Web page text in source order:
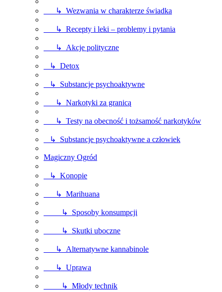
↳ Wezwania w charakterze świadka
↳ Recepty i leki – problemy i pytania
↳ Akcje polityczne
↳ Detox
↳ Substancje psychoaktywne
↳ Narkotyki za granicą
↳ Testy na obecność i tożsamość narkotyków
↳ Substancje psychoaktywne a człowiek
Magiczny Ogród
↳ Konopie
↳ Marihuana
↳ Sposoby konsumpcji
↳ Skutki uboczne
↳ Alternatywne kannabinole
↳ Uprawa
↳ Młody technik